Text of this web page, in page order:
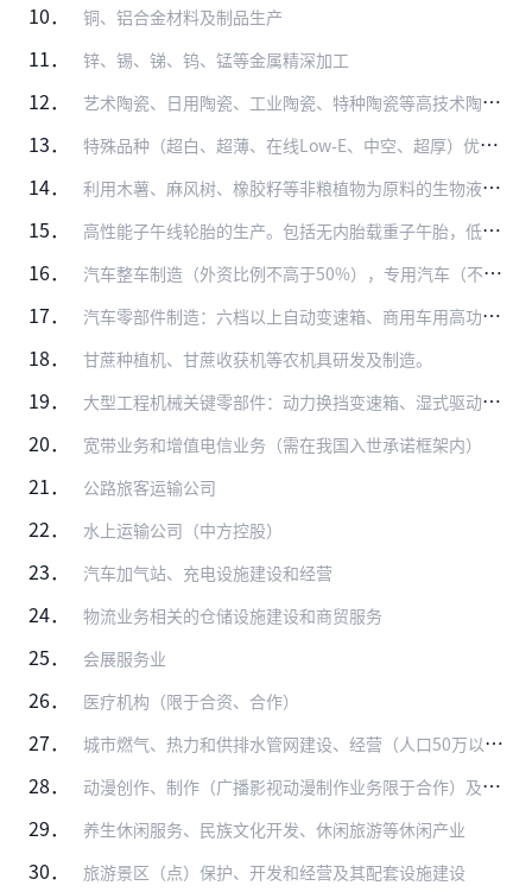
10． 铜、铝合金材料及制品生产
11． 锌、锡、锑、钨、锰等金属精深加工
12． 艺术陶瓷、日用陶瓷、工业陶瓷、特种陶瓷等高技术陶瓷的研发与生产
13． 特殊品种（超白、超薄、在线Low-E、中空、超厚）优质浮法玻璃技术开发及深加工
14． 利用木薯、麻风树、橡胶籽等非粮植物为原料的生物液体燃料（燃料乙醇、生物柴油）生产（中方控股）
15． 高性能子午线轮胎的生产。包括无内胎载重子午胎，低断面和扁平化（低于55系列）、大轮辋高性能轿车子午胎（15吋以上），航空轮胎及农用子午胎的生产
16． 汽车整车制造（外资比例不高于50%），专用汽车（不包括普通半挂车、自卸车、罐式车、厢式车和仓栅式汽车）制造（外资比例不高于50%）
17． 汽车零部件制造：六档以上自动变速箱、商用车用高功率密度驱动桥、随动前照灯系统、LED前照灯、轻量化材料应用（高强钢、铝镁合金、复合塑料、粉末冶金、高强度复合纤维…
18． 甘蔗种植机、甘蔗收获机等农机具研发及制造。
19． 大型工程机械关键零部件：动力换挡变速箱、湿式驱动桥、回转支承、液力变矩器、为电动叉车配套的电机、电控、压力25兆帕以上液压马达、泵、控制阀
20． 宽带业务和增值电信业务（需在我国入世承诺框架内）
21． 公路旅客运输公司
22． 水上运输公司（中方控股）
23． 汽车加气站、充电设施建设和经营
24． 物流业务相关的仓储设施建设和商贸服务
25． 会展服务业
26． 医疗机构（限于合资、合作）
27． 城市燃气、热力和供排水管网建设、经营（人口50万以上城市中方控股）
28． 动漫创作、制作（广播影视动漫制作业务限于合作）及衍生品开发（音像制品和电子出版物的出版、制作业务除外）
29． 养生休闲服务、民族文化开发、休闲旅游等休闲产业
30． 旅游景区（点）保护、开发和经营及其配套设施建设